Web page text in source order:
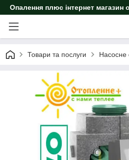
Опалення плюс інтернет магазин
Товари та послуги Насосне